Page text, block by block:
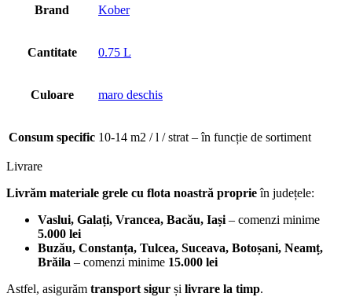
Brand Kober
Cantitate 0.75 L
Culoare maro deschis
Consum specific 10-14 m2 / l / strat – în funcție de sortiment
Livrare
Livrăm materiale grele cu flota noastră proprieîn județele:
Vaslui, Galați, Vrancea, Bacău, Iași– comenzi minime
5.000 lei
Buzău, Constanța, Tulcea, Suceava, Botoșani, Neamț,
Brăila – comenzi minime 15.000 lei
Astfel, asigurăm transport sigur și livrare la timp.